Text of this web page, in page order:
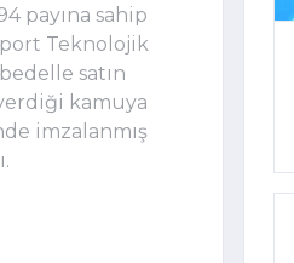
payına sahip
Teknolojik
satın
kamuya
imzalanmış